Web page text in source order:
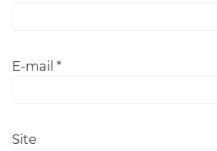
E-mail *
Site